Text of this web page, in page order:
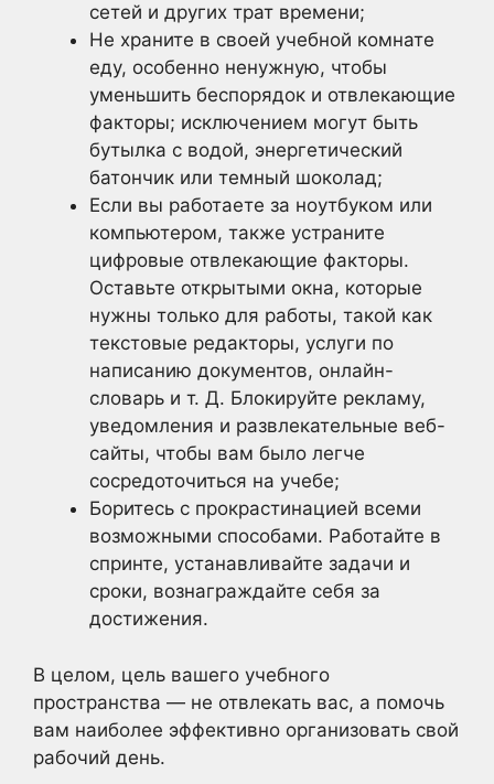
сетей и других трат времени;
Не храните в своей учебной комнате
еду, особенно ненужную, чтобы
уменьшить беспорядок и отвлекающие
факторы; исключением могут быть
бутылка с водой, энергетический
батончик или темный шоколад;
Если вы работаете за ноутбуком или
компьютером, также устраните
цифровые отвлекающие факторы.
Оставьте открытыми окна, которые
нужны только для работы, такой как
текстовые редакторы, услуги по
написанию документов, онлайн-
словарь и т. Д. Блокируйте рекламу,
уведомления и развлекательные веб-
сайты, чтобы вам было легче
сосредоточиться на учебе;
Боритесь с прокрастинацией всеми
возможными способами. Работайте в
спринте, устанавливайте задачи и
сроки, вознаграждайте себя за
достижения.
В целом, цель вашего учебного
пространства — не отвлекать вас, а помочь
вам наиболее эффективно организовать свой
рабочий день.